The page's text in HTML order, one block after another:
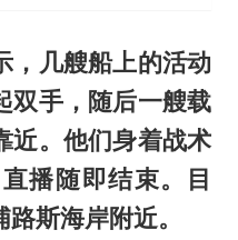
，几艘船上的活动
双手，随后一艘载
近。他们身着战术
播随即结束。目
斯海岸附近。